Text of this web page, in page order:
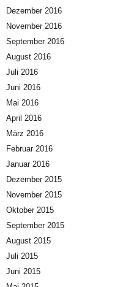
Dezember 2016
November 2016
September 2016
August 2016
Juli 2016
Juni 2016
Mai 2016
April 2016
März 2016
Februar 2016
Januar 2016
Dezember 2015
November 2015
Oktober 2015
September 2015
August 2015
Juli 2015
Juni 2015